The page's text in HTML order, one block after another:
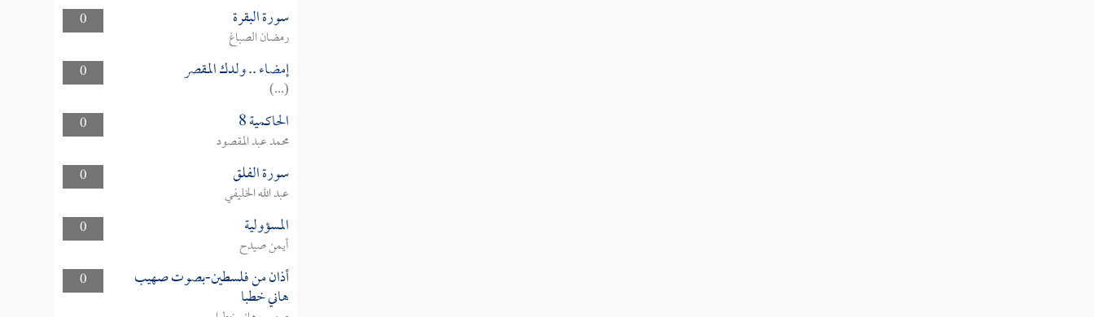
0
سورة البقرة
رمضان الصباغ
0
إمضاء .. ولدك المقصر
(...)
0
الحاكمية 8
محمد عبد المقصود
0
سورة الفلق
عبد الله الخليفي
0
المسؤولية
أيمن صيدح
0
أذان من فلسطين-بصوت صهيب
هاني خطبا